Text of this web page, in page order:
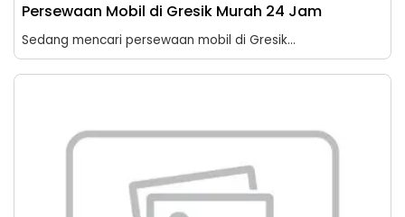
Persewaan Mobil di Gresik Murah 24 Jam
Sedang mencari persewaan mobil di Gresik...